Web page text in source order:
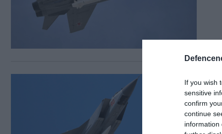
If you wish
sensitive
confirm
continue
information